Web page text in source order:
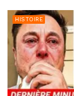
HISTOIRE